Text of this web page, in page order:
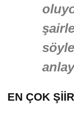
EN ÇOK